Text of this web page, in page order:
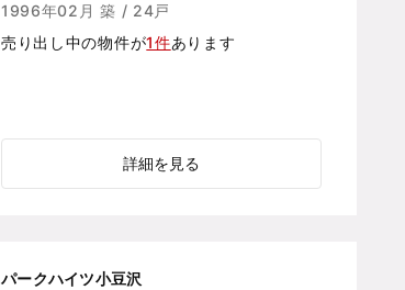
1996年02月 築 / 24戸
売り出し中の物件が1件あります
詳細を見る
パークハイツ小豆沢